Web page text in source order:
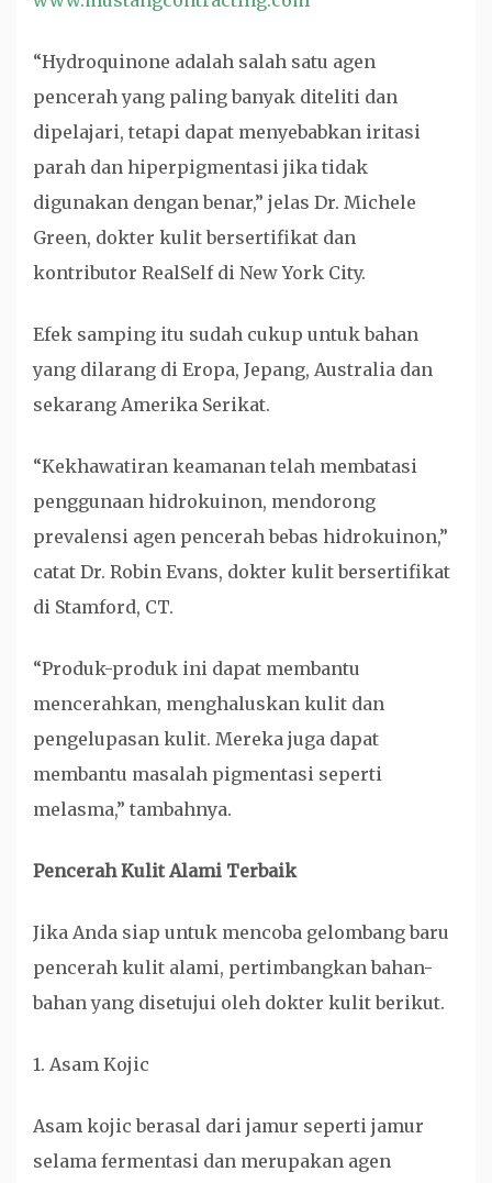
“Hydroquinone adalah salah satu agen
pencerah yang paling banyak diteliti dan
dipelajari, tetapi dapat menyebabkan iritasi
parah dan hiperpigmentasi jika tidak
digunakan dengan benar,” jelas Dr. Michele
Green, dokter kulit bersertifikat dan
kontributor RealSelf di New York City.
Efek samping itu sudah cukup untuk bahan
yang dilarang di Eropa, Jepang, Australia dan
sekarang Amerika Serikat.
“Kekhawatiran keamanan telah membatasi
penggunaan hidrokuinon, mendorong
prevalensi agen pencerah bebas hidrokuinon,”
catat Dr. Robin Evans, dokter kulit bersertifikat
di Stamford, CT.
“Produk-produk ini dapat membantu
mencerahkan, menghaluskan kulit dan
pengelupasan kulit. Mereka juga dapat
membantu masalah pigmentasi seperti
melasma,” tambahnya.
Pencerah Kulit Alami Terbaik
Jika Anda siap untuk mencoba gelombang baru
pencerah kulit alami, pertimbangkan bahan-
bahan yang disetujui oleh dokter kulit berikut.
1. Asam Kojic
Asam kojic berasal dari jamur seperti jamur
selama fermentasi dan merupakan agen